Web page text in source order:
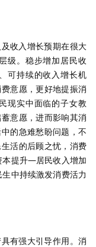
收入增长预期在很大
级。稳步增加居民收
可持续的收入增长机
意愿，更好地提振消
现实中面临的子女教
意愿，进而影响其消
的急难愁盼问题，不
活的后顾之忧，消费
本提升—居民收入增加
中持续激发消费活力
有强大引导作用。消